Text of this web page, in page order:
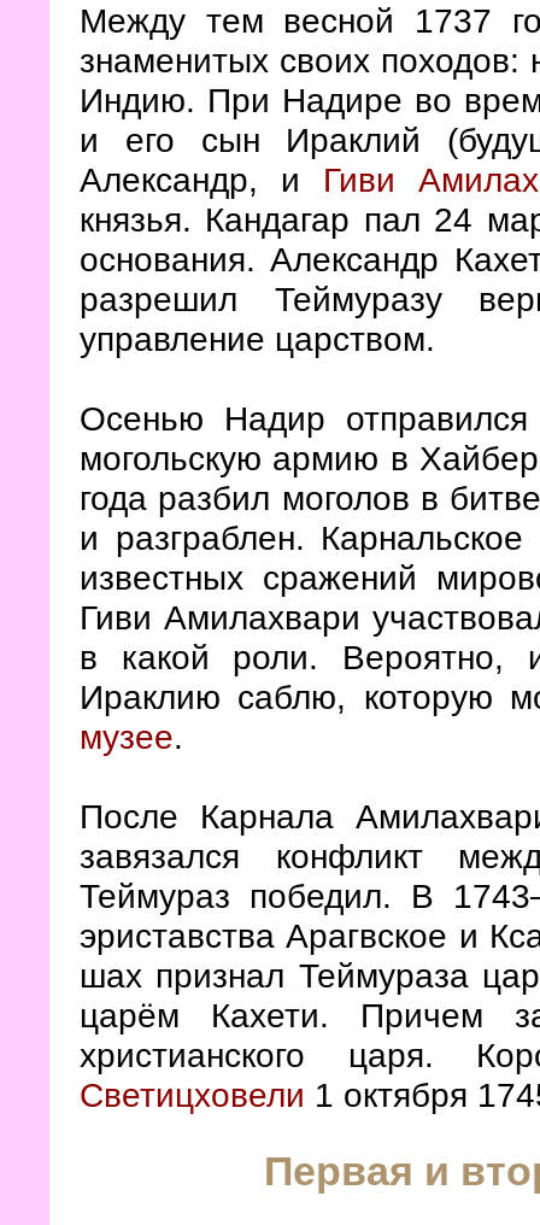
Между тем весной 1737
знаменитых своих походов:
Индию. При Надире во
и его сын Ираклий
Александр, и Гиви
князья. Кандагар пал 24
основания. Александр
разрешил Теймуразу
управление царством.
Осенью Надир
могольскую армию в
года разбил моголов в
и разграблен.
известных сражений
Гиви Амилахвари
в какой роли. Вероятно,
Ираклию саблю, которую
музее.
После Карнала
завязался конфликт
Теймураз победил. В
эриставства Арагвское и
шах признал Теймураза
царём Кахети. Причем
христианского царя.
Светицховели 1 октября
Первая и